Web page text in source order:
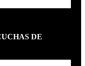
DE